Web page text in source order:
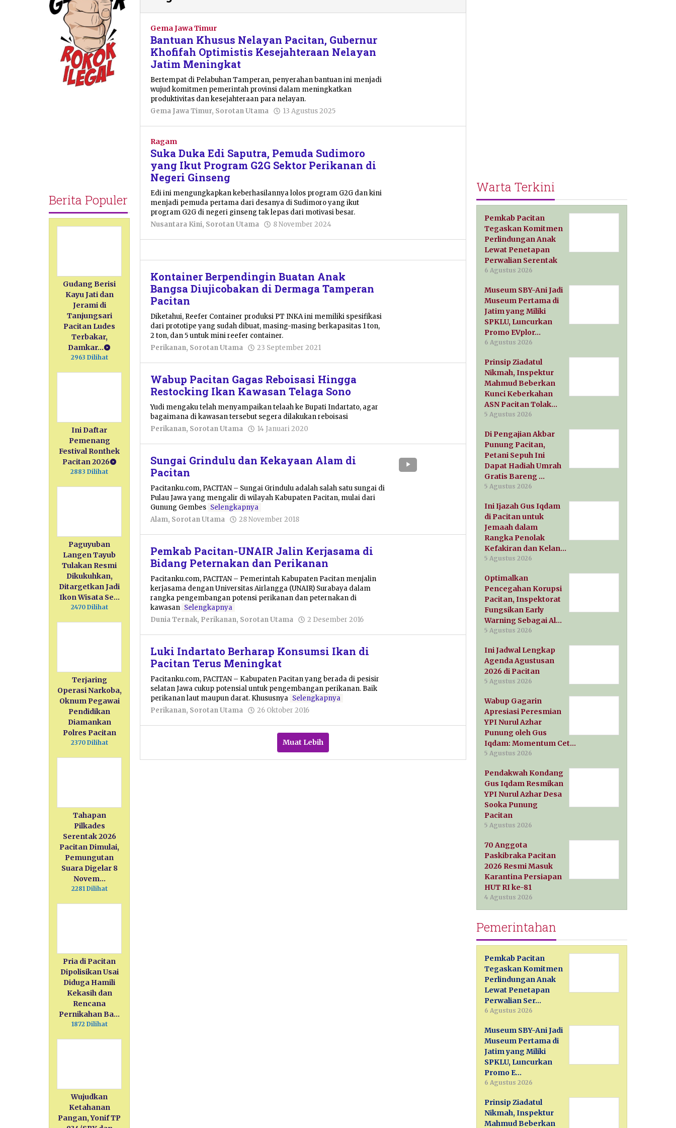
Berita Populer
Gudang Berisi
Kayu Jati dan
Jerami di
Tanjungsari
Pacitan Ludes
Terbakar,
Damkar…
2963 Dilihat
Ini Daftar
Pemenang
Festival Ronthek
Pacitan 2026
2883 Dilihat
Paguyuban
Langen Tayub
Tulakan Resmi
Dikukuhkan,
Ditargetkan Jadi
Ikon Wisata Se…
2470 Dilihat
Terjaring
Operasi Narkoba,
Oknum Pegawai
Pendidikan
Diamankan
Polres Pacitan
2370 Dilihat
Tahapan
Pilkades
Serentak 2026
Pacitan Dimulai,
Pemungutan
Suara Digelar 8
Novem…
2281 Dilihat
Pria di Pacitan
Dipolisikan Usai
Diduga Hamili
Kekasih dan
Rencana
Pernikahan Ba…
1872 Dilihat
Wujudkan
Ketahanan
Pangan, Yonif TP
Gema Jawa Timur
Bantuan Khusus Nelayan Pacitan, Gubernur
Khofifah Optimistis Kesejahteraan Nelayan
Jatim Meningkat
Bertempat di Pelabuhan Tamperan, penyerahan bantuan ini menjadi
wujud komitmen pemerintah provinsi dalam meningkatkan
produktivitas dan kesejahteraan para nelayan.
Gema Jawa Timur, Sorotan Utama 13 Agustus 2025
Shalahuddin
Ragam
Suka Duka Edi Saputra, Pemuda Sudimoro
yang Ikut Program G2G Sektor Perikanan di
Negeri Ginseng
Edi ini mengungkapkan keberhasilannya lolos program G2G dan kini
menjadi pemuda pertama dari desanya di Sudimoro yang ikut
program G2G di negeri ginseng tak lepas dari motivasi besar.
Nusantara Kini, Sorotan Utama 8 November 2024
Azizah
Kontainer Berpendingin Buatan Anak
Bangsa Diujicobakan di Dermaga Tamperan
Pacitan
Diketahui, Reefer Container produksi PT INKA ini memiliki spesifikasi
dari prototipe yang sudah dibuat, masing-masing berkapasitas 1 ton,
2 ton, dan 5 untuk mini reefer container.
Perikanan, Sorotan Utama 23 September 2021
Wabup Pacitan Gagas Reboisasi Hingga
Restocking Ikan Kawasan Telaga Sono
Yudi mengaku telah menyampaikan telaah ke Bupati Indartato, agar
bagaimana di kawasan tersebut segera dilakukan reboisasi
Perikanan, Sorotan Utama 14 Januari 2020
Sungai Grindulu dan Kekayaan Alam di
Pacitan
Pacitanku.com, PACITAN – Sungai Grindulu adalah salah satu sungai di
Pulau Jawa yang mengalir di wilayah Kabupaten Pacitan, mulai dari
Gunung Gembes Selengkapnya
Alam, Sorotan Utama 28 November 2018
Pemkab Pacitan-UNAIR Jalin Kerjasama di
Bidang Peternakan dan Perikanan
Pacitanku.com, PACITAN – Pemerintah Kabupaten Pacitan menjalin
kerjasama dengan Universitas Airlangga (UNAIR) Surabaya dalam
rangka pengembangan potensi perikanan dan peternakan di
kawasan Selengkapnya
Dunia Ternak, Perikanan, Sorotan Utama 2 Desember 2016
Luki Indartato Berharap Konsumsi Ikan di
Pacitan Terus Meningkat
Pacitanku.com, PACITAN – Kabupaten Pacitan yang berada di pesisir
selatan Jawa cukup potensial untuk pengembangan perikanan. Baik
perikanan laut maupun darat. Khususnya Selengkapnya
Perikanan, Sorotan Utama 26 Oktober 2016
Muat Lebih
Warta Terkini
Pemkab Pacitan
Tegaskan Komitmen
Perlindungan Anak
Lewat Penetapan
Perwalian Serentak
6 Agustus 2026
Museum SBY-Ani Jadi
Museum Pertama di
Jatim yang Miliki
SPKLU, Luncurkan
Promo EVplor…
6 Agustus 2026
Prinsip Ziadatul
Nikmah, Inspektur
Mahmud Beberkan
Kunci Keberkahan
ASN Pacitan Tolak…
5 Agustus 2026
Di Pengajian Akbar
Punung Pacitan,
Petani Sepuh Ini
Dapat Hadiah Umrah
Gratis Bareng …
5 Agustus 2026
Ini Ijazah Gus Iqdam
di Pacitan untuk
Jemaah dalam
Rangka Penolak
Kefakiran dan Kelan…
5 Agustus 2026
Optimalkan
Pencegahan Korupsi
Pacitan, Inspektorat
Fungsikan Early
Warning Sebagai Al…
5 Agustus 2026
Ini Jadwal Lengkap
Agenda Agustusan
2026 di Pacitan
5 Agustus 2026
Wabup Gagarin
Apresiasi Peresmian
YPI Nurul Azhar
Punung oleh Gus
Iqdam: Momentum Cet…
5 Agustus 2026
Pendakwah Kondang
Gus Iqdam Resmikan
YPI Nurul Azhar Desa
Sooka Punung
Pacitan
5 Agustus 2026
70 Anggota
Paskibraka Pacitan
2026 Resmi Masuk
Karantina Persiapan
HUT RI ke-81
4 Agustus 2026
Pemerintahan
Pemkab Pacitan
Tegaskan Komitmen
Perlindungan Anak
Lewat Penetapan
Perwalian Ser…
6 Agustus 2026
Museum SBY-Ani Jadi
Museum Pertama di
Jatim yang Miliki
SPKLU, Luncurkan
Promo E…
6 Agustus 2026
Prinsip Ziadatul
Nikmah, Inspektur
Mahmud Beberkan